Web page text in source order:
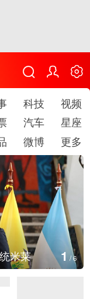
科技
视频
汽车
星座
微博 更多
米莱 1/6